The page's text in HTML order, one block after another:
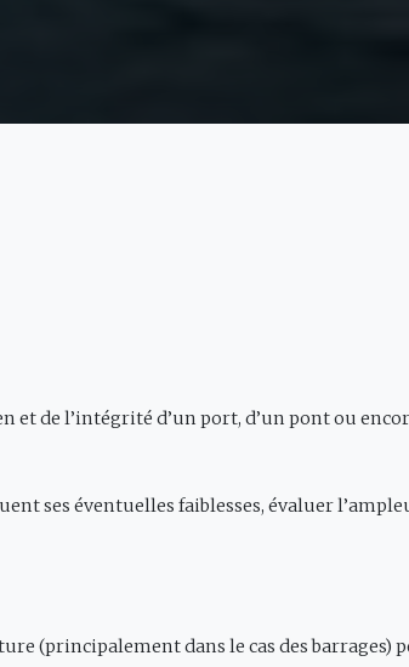
de l’intégrité d’un port, d’un pont ou
ses éventuelles faiblesses, évaluer
(principalement dans le cas des barrages)